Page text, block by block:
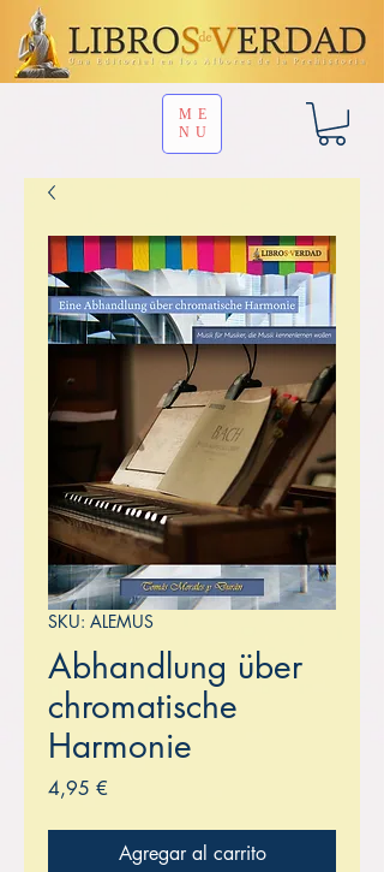
ME
NU
SKU: ALEMUS
Abhandlung über
chromatische
Harmonie
4,95 €
Agregar al carrito